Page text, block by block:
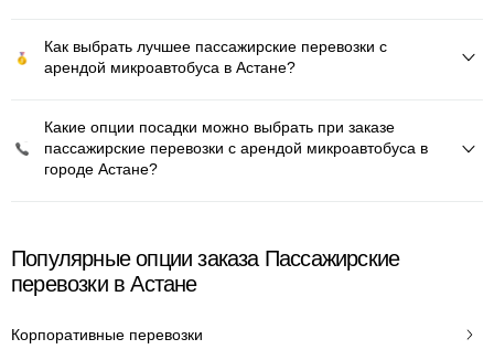
Как выбрать лучшее пассажирские перевозки с
арендой микроавтобуса в Астане?
Какие опции посадки можно выбрать при заказе
пассажирские перевозки с арендой микроавтобуса в
городе Астане?
Популярные опции заказа Пассажирские
перевозки в Астане
Корпоративные перевозки